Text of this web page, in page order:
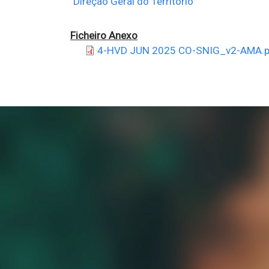
Ficheiro Anexo
4-HVD JUN 2025 CO-SNIG_v2-